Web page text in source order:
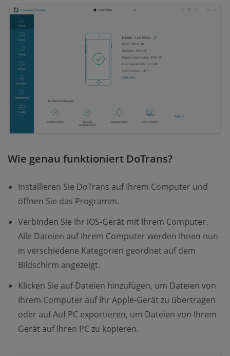
Wie genau funktioniert DoTrans?
Installieren Sie DoTrans auf Ihrem Computer und
öffnen Sie das Programm.
Verbinden Sie Ihr iOS-Gerät mit Ihrem Computer.
Alle Dateien auf Ihrem Computer werden Ihnen nun
in verschiedene Kategorien geordnet auf dem
Bildschirm angezeigt.
Klicken Sie auf Dateien hinzufügen, um Dateien von
Ihrem Computer auf Ihr Apple-Gerät zu übertragen
oder auf Auf PC exportieren, um Dateien von Ihrem
Gerät auf Ihren PC zu kopieren.